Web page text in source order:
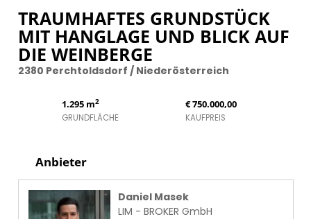
TRAUMHAFTES GRUNDSTÜCK
MIT HANGLAGE UND BLICK AUF
DIE WEINBERGE
2380 Perchtoldsdorf / Niederösterreich
1.295 m2
GRUNDFLÄCHE
€ 750.000,00
KAUFPREIS
Anbieter
Daniel Masek
LIM - BROKER GmbH